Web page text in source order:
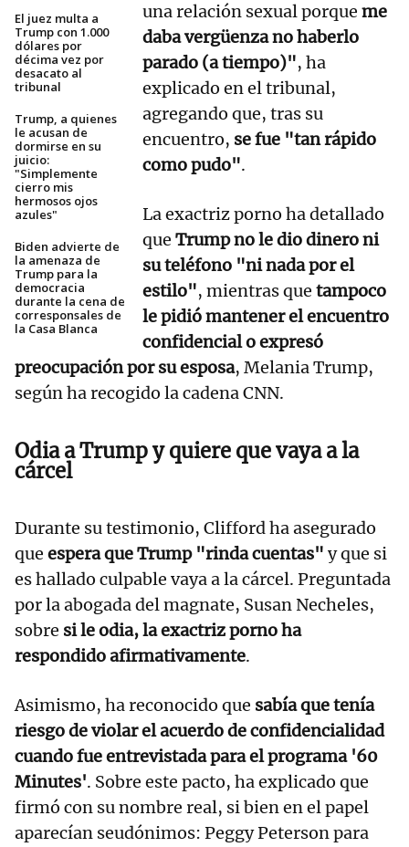
El juez multa a
Trump con 1.000
dólares por
décima vez por
desacato al
tribunal
Trump, a quienes
le acusan de
dormirse en su
juicio:
"Simplemente
cierro mis
hermosos ojos
azules"
Biden advierte de
la amenaza de
Trump para la
democracia
durante la cena de
corresponsales de
la Casa Blanca
una relación sexual porque me
daba vergüenza no haberlo
parado (a tiempo)", ha
explicado en el tribunal,
agregando que, tras su
encuentro, se fue "tan rápido
como pudo".
La exactriz porno ha detallado
que Trump no le dio dinero ni
su teléfono "ni nada por el
estilo", mientras que tampoco
le pidió mantener el encuentro
confidencial o expresó
preocupación por su esposa, Melania Trump,
según ha recogido la cadena CNN.
Odia a Trump y quiere que vaya a la
cárcel
Durante su testimonio, Clifford ha asegurado
que espera que Trump "rinda cuentas" y que si
es hallado culpable vaya a la cárcel. Preguntada
por la abogada del magnate, Susan Necheles,
sobre si le odia, la exactriz porno ha
respondido afirmativamente.
Asimismo, ha reconocido que sabía que tenía
riesgo de violar el acuerdo de confidencialidad
cuando fue entrevistada para el programa '60
Minutes'. Sobre este pacto, ha explicado que
firmó con su nombre real, si bien en el papel
aparecían seudónimos: Peggy Peterson para